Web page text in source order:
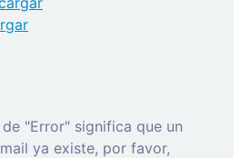
"Error" significa que un
ya existe, por favor,